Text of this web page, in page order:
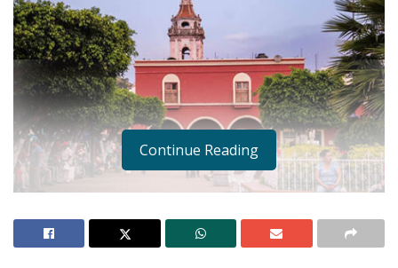
Continue Reading